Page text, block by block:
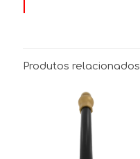
Produtos relacionados